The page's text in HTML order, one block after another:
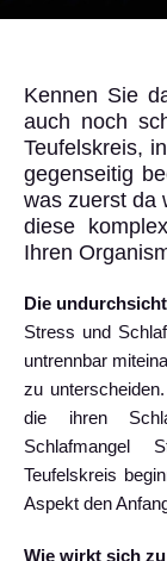
Kennen Sie
auch noch
Teufelskreis,
gegenseitig
was zuerst da
diese
Ihren
Die
Stress und
untrennbar
zu
die ihren
Schlafmangel
Teufelskreis
Aspekt den
Wie wirkt sich